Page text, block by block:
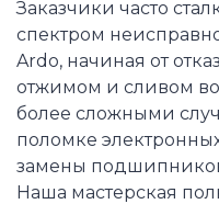
Заказчики часто
спектром
Ardo, начиная от
отжимом и сливом
более сложными
поломке
замены
Наша мастерская